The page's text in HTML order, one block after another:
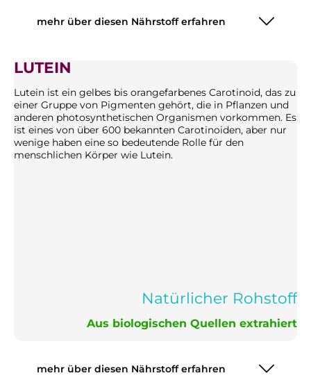
mehr über diesen Nährstoff erfahren
LUTEIN
Lutein ist ein gelbes bis orangefarbenes Carotinoid, das zu
einer Gruppe von Pigmenten gehört, die in Pflanzen und
anderen photosynthetischen Organismen vorkommen. Es
ist eines von über 600 bekannten Carotinoiden, aber nur
wenige haben eine so bedeutende Rolle für den
menschlichen Körper wie Lutein.
Natürlicher Rohstoff
Aus biologischen Quellen extrahiert
mehr über diesen Nährstoff erfahren